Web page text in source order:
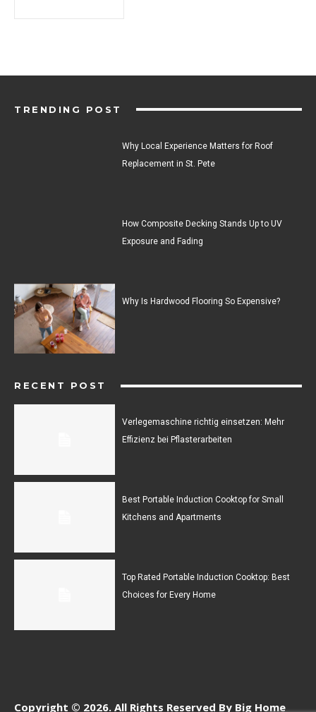
TRENDING POST
Why Local Experience Matters for Roof
Replacement in St. Pete
How Composite Decking Stands Up to UV
Exposure and Fading
Why Is Hardwood Flooring So Expensive?
RECENT POST
Verlegemaschine richtig einsetzen: Mehr
Effizienz bei Pflasterarbeiten
Best Portable Induction Cooktop for Small
Kitchens and Apartments
Top Rated Portable Induction Cooktop: Best
Choices for Every Home
Copyright © 2026. All Rights Reserved By Big Home